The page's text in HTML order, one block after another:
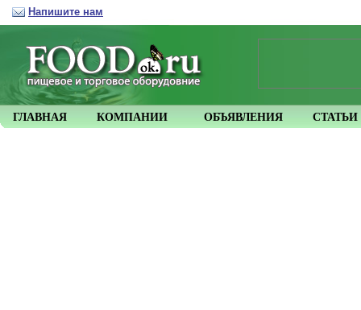
ГЛАВНАЯ КОМПАНИИ ОБЪЯВЛЕНИЯ СТАТЬИ
Напишите нам